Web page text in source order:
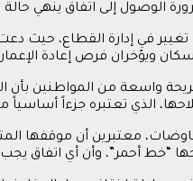
الوصول إلى اتفاق ينهي
تغيير في إدارة القطاع،
ويؤخران فرص إعادة الإعمار
واسعة من المواطنين
الذي تعتبره جزءاً
معتبرين أن موقفها
“خط أحمر”، وأن أي اتفاق